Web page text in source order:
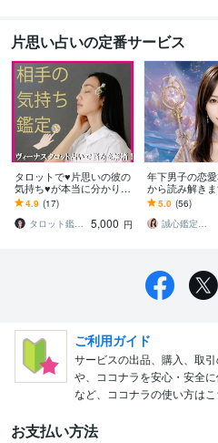
片思い占いの定番サービス
タロットで♥片思いの彼の
気持ち♥が本当に分かりま
す タロットが苦手とする
♥彼の気持ち♥を数秘術と
の併用で可能に！
4.9 (17)
タロット鑑定士：十文字 藍希
5,000 円
年下男子の恋
から読み解きま
サイン・駆け引
度を丁寧に鑑定
5.0 (56)
誠心鑑定士❤️Luna ルナ
ご利用ガイド
サービスの出品、購入、取
や、ココナラを安心・安全
など、ココナラの使い方はこ
お支払い方法